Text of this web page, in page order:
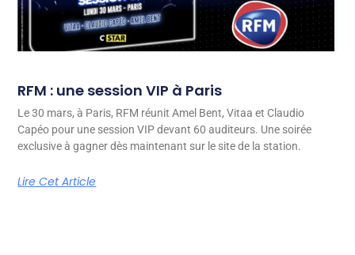
RFM : une session VIP à Paris
Le 30 mars, à Paris, RFM réunit Amel Bent, Vitaa et Claudio
Capéo pour une session VIP devant 60 auditeurs. Une soirée
exclusive à gagner dès maintenant sur le site de la station.
Lire Cet Article